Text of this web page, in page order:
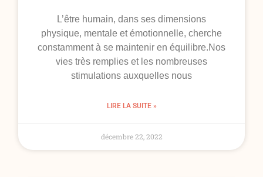
L’être humain, dans ses dimensions
physique, mentale et émotionnelle, cherche
constamment à se maintenir en équilibre.Nos
vies très remplies et les nombreuses
stimulations auxquelles nous
LIRE LA SUITE »
décembre 22, 2022